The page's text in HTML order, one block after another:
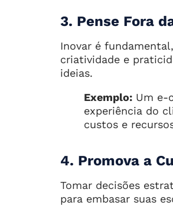
3. Pense Fora
Inovar é
criatividade e
ideias.
Exemplo: Um e-
experiência do
custos e
4. Promova a
Tomar decisões
para embasar suas